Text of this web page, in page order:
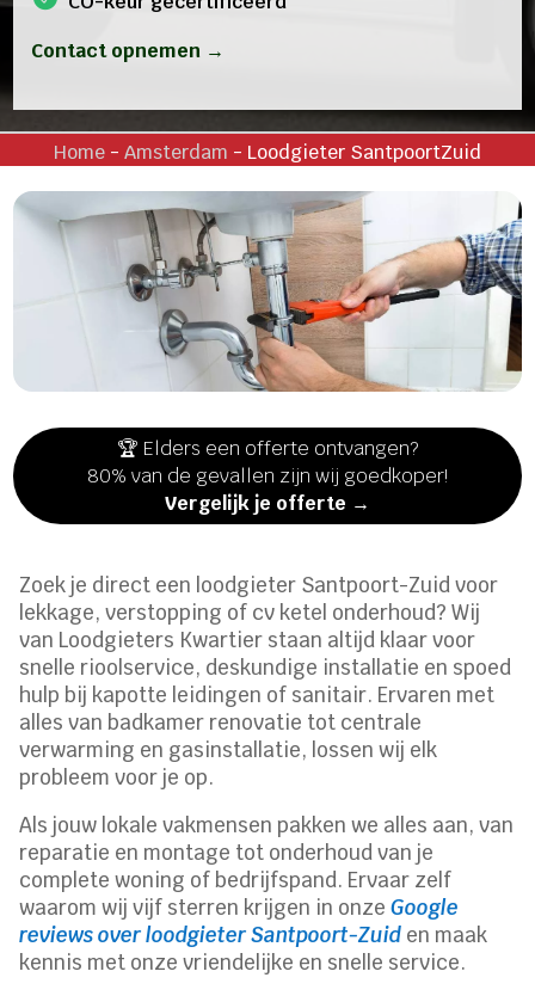
Contact opnemen →
Home- Amsterdam - Loodgieter SantpoortZuid
🏆 Elders een offerte ontvangen?
80% van de gevallen zijn wij goedkoper!
Vergelijk je offerte →
Zoek je direct een loodgieter Santpoort-Zuid voor
lekkage, verstopping of cv ketel onderhoud? Wij
van Loodgieters Kwartier staan altijd klaar voor
snelle rioolservice, deskundige installatie en spoed
hulp bij kapotte leidingen of sanitair. Ervaren met
alles van badkamer renovatie tot centrale
verwarming en gasinstallatie, lossen wij elk
probleem voor je op.
Als jouw lokale vakmensen pakken we alles aan, van
reparatie en montage tot onderhoud van je
complete woning of bedrijfspand. Ervaar zelf
waarom wij vijf sterren krijgen in onzeGoogle
reviews over loodgieter Santpoort-Zuid en maak
kennis met onze vriendelijke en snelle service.